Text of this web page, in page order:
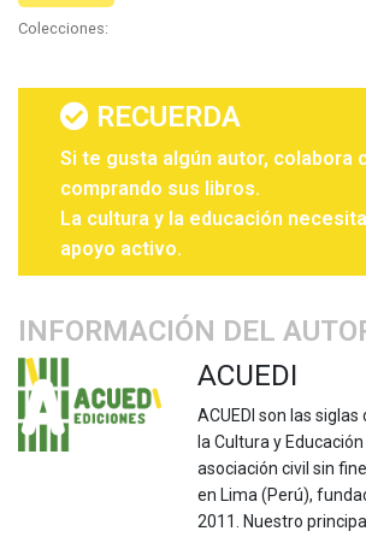
Colecciones:
RECUERDA
Si te gusta algún autor, colabora
comprando sus libros.
La cultura y la educación
apoyo activo.
INFORMACIÓN DEL
ACUEDI
ACUEDI son las
la Cultura y
asociación civil sin
en Lima (Perú),
2011. Nuestro